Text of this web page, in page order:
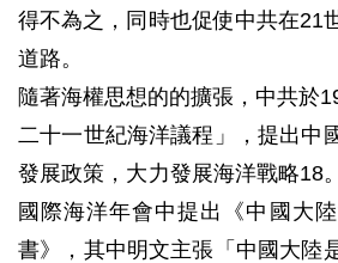
得不為之，同時也促使中共在21
道路。
隨著海權思想的的擴張，中共於
二十一世紀海洋議程」，提出中
發展政策，大力發展海洋戰略18
國際海洋年會中提出《中國大
書》，其中明文主張「中國大陸